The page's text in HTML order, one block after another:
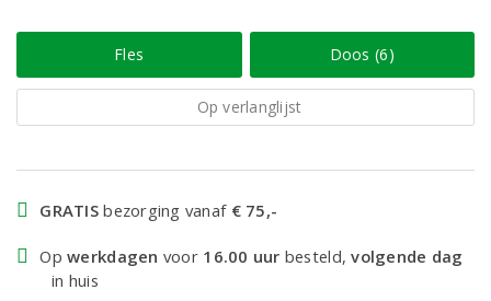
Fles Doos (6)
Op verlanglijst
GRATIS bezorging vanaf € 75,-
Opwerkdagen voor 16.00 uur besteld,volgende dag
in huis